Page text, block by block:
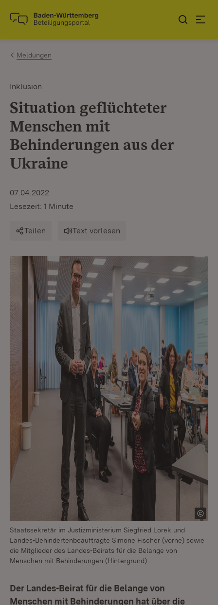
Zum Inhalt springen
Link zur Startseite
Meldungen
Inklusion
Situation geflüchteter
Menschen mit
Behinderungen aus der
Ukraine
07.04.2022
Lesezeit: 1 Minute
Teilen Text vorlesen
Staatssekretär im Justizministerium Siegfried Lorek und
Landes-Behindertenbeauftragte Simone Fischer (vorne) sowie
die Mitglieder des Landes-Beirats für die Belange von
Menschen mit Behinderungen (Hintergrund)
Der Landes-Beirat für die Belange von
Menschen mit Behinderungen hat über die